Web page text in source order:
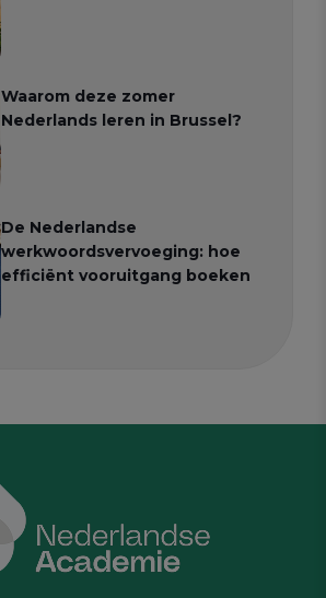
Waarom deze zomer
Nederlands leren in Brussel?
De Nederlandse
werkwoordsvervoeging: hoe
efficiënt vooruitgang boeken